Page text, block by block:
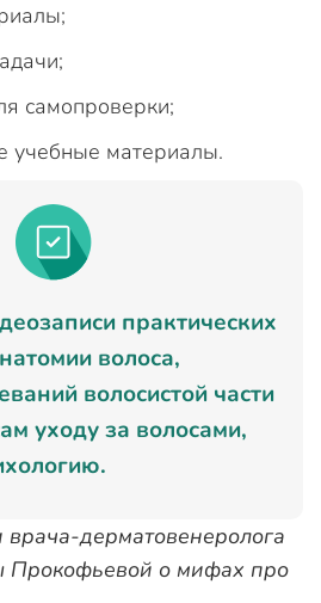
самопроверки;
учебные материалы.
практических
волоса,
волосистой части
уходу за волосами,
дерматовенеролога
Прокофьевой о мифах про